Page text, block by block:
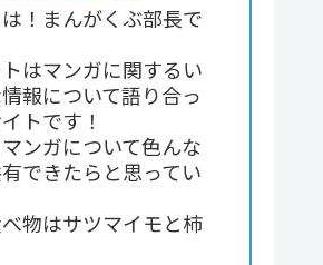
！まんがくぶ部長で
はマンガに関するい
報について語り合っ
トです！
ンガについて色んな
できたらと思ってい
物はサツマイモと柿